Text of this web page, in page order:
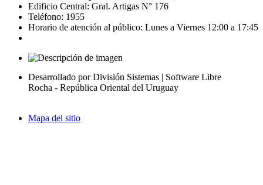
Edificio Central: Gral. Artigas N° 176
Teléfono: 1955
Horario de atención al público: Lunes a Viernes 12:00 a 17:45
Desarrollado por División Sistemas | Software Libre
Rocha - República Oriental del Uruguay
Mapa del sitio